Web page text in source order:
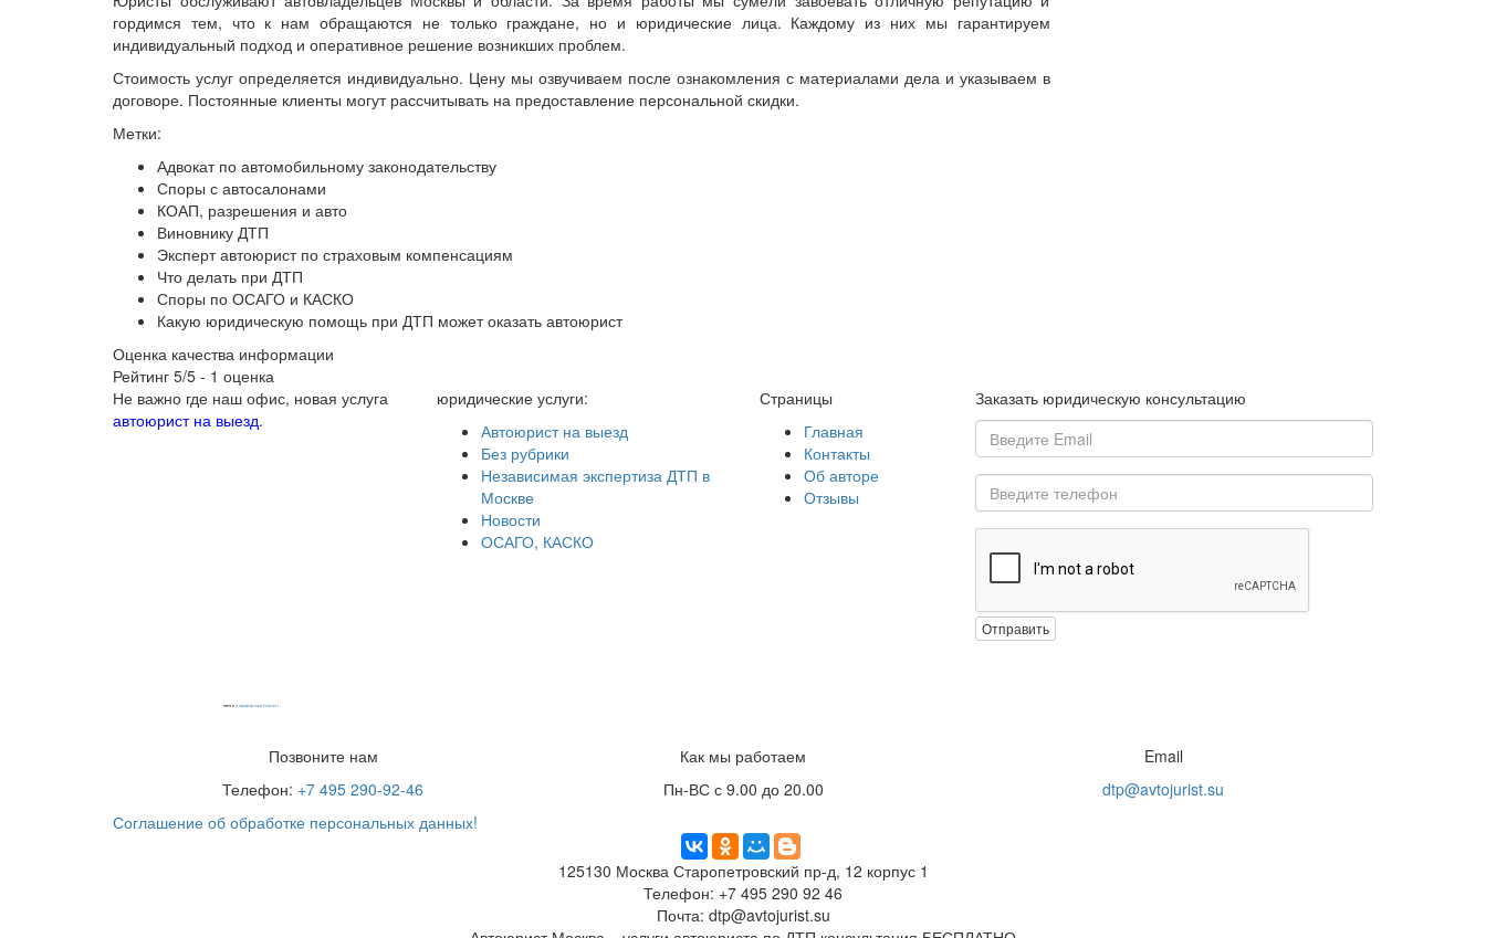
гордимся тем, что к нам обращаются не только граждане, но и юридические лица. Каждому из них мы гарантируем
индивидуальный подход и оперативное решение возникших проблем.
Стоимость услуг определяется индивидуально. Цену мы озвучиваем после ознакомления с материалами дела и указываем в
договоре. Постоянные клиенты могут рассчитывать на предоставление персональной скидки.
Метки:
Адвокат по автомобильному законодательству
Споры с автосалонами
КОАП, разрешения и авто
Виновнику ДТП
Эксперт автоюрист по страховым компенсациям
Что делать при ДТП
Споры по ОСАГО и КАСКО
Какую юридическую помощь при ДТП может оказать автоюрист
Оценка качества информации
Рейтинг 5/5 - 1 оценка
Не важно где наш офис, новая услуга
автоюрист на выезд.
Powered by embedgooglemaps EN & iamsterdamcard.it
юридические услуги:
Автоюрист на выезд
Без рубрики
Независимая экспертиза ДТП в
Москве
Новости
ОСАГО, КАСКО
Страницы
Главная
Контакты
Об авторе
Отзывы
Заказать юридическую консультацию
Отправить
Позвоните нам
Телефон: +7 495 290-92-46
Как мы работаем
Пн-ВС с 9.00 до 20.00
Email
dtp@avtojurist.su
Соглашение об обработке персональных данных!
125130 Москва Старопетровский пр-д, 12 корпус 1
Телефон: +7 495 290 92 46
Почта: dtp@avtojurist.su